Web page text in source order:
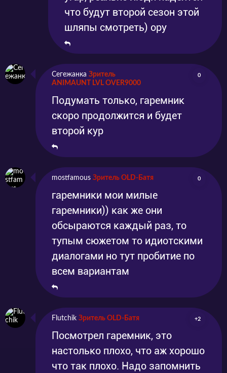
что будут второй сезон этой
шляпы смотреть) ору
Сегежанка Зритель
ANIMAUNT LVL OVER9000
0
Подумать только, гаремник
скоро продолжится и будет
второй кур
mostfamous Зритель OLD-Батя 0
гаремники мои милые
гаремники)) как же они
обсыраются каждый раз, то
тупым сюжетом то идиотскими
диалогами но тут пробитие по
всем вариантам
Flutchik Зритель OLD-Батя +2
Посмотрел гаремник, это
настолько плохо, что аж хорошо
что так плохо. Надо запомнить